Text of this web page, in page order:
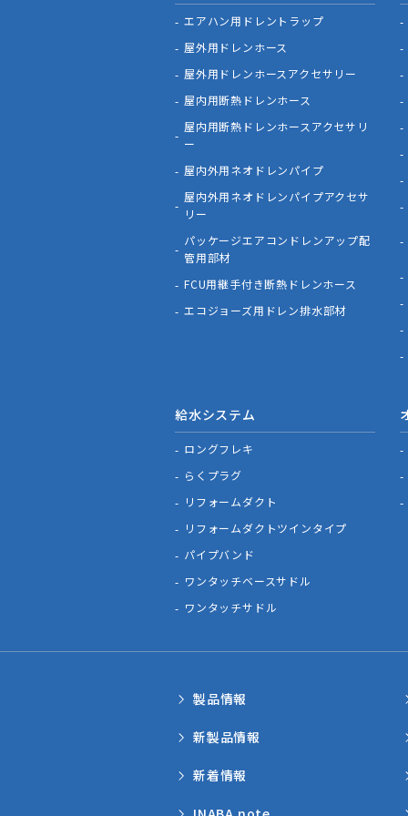
エアハン用ドレントラップ
屋外用ドレンホース
屋外用ドレンホースアクセサリー
屋内用断熱ドレンホース
屋内用断熱ドレンホースアクセサリ
ー
屋内外用ネオドレンパイプ
屋内外用ネオドレンパイプアクセサ
リー
パッケージエアコンドレンアップ配
管用部材
FCU用継手付き断熱ドレンホース
エコジョーズ用ドレン排水部材
給水システム
ロングフレキ
らくプラグ
リフォームダクト
リフォームダクトツインタイプ
パイプバンド
ワンタッチベースサドル
ワンタッチサドル
製品情報
新製品情報
新着情報